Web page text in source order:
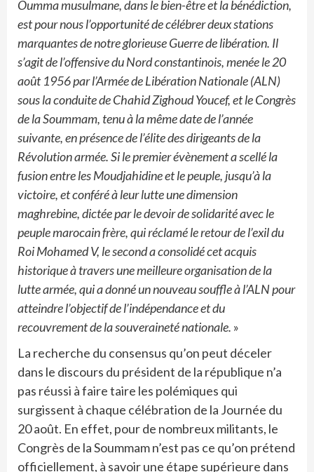
Oumma musulmane, dans le bien-être et la bénédiction,
est pour nous l’opportunité de célébrer deux stations
marquantes de notre glorieuse Guerre de libération. Il
s’agit de l’offensive du Nord constantinois, menée le 20
août 1956 par l’Armée de Libération Nationale (ALN)
sous la conduite de Chahid Zighoud Youcef, et le Congrès
de la Soummam, tenu à la même date de l’année
suivante, en présence de l’élite des dirigeants de la
Révolution armée. Si le premier évènement a scellé la
fusion entre les Moudjahidine et le peuple, jusqu’à la
victoire, et conféré à leur lutte une dimension
maghrebine, dictée par le devoir de solidarité avec le
peuple marocain frère, qui réclamé le retour de l’exil du
Roi Mohamed V, le second a consolidé cet acquis
historique à travers une meilleure organisation de la
lutte armée, qui a donné un nouveau souffle à l’ALN pour
atteindre l’objectif de l’indépendance et du
recouvrement de la souveraineté nationale. »
La recherche du consensus qu’on peut déceler
dans le discours du président de la république n’a
pas réussi à faire taire les polémiques qui
surgissent à chaque célébration de la Journée du
20 août. En effet, pour de nombreux militants, le
Congrès de la Soummam n’est pas ce qu’on prétend
officiellement, à savoir une étape supérieure dans